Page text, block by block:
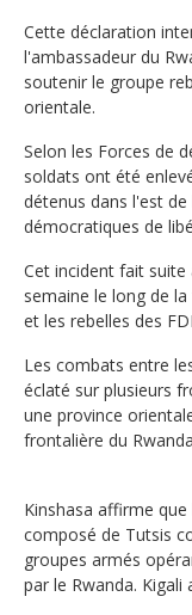
Cette déclaration
l'ambassadeur du
soutenir le groupe
orientale.
Selon les Forces de
soldats ont été
détenus dans l'est de
démocratiques de
Cet incident fait
semaine le long de
et les rebelles des
Les combats entre
éclaté sur plusieurs
une province
frontalière du
Kinshasa affirme
composé de Tutsis
groupes armés
par le Rwanda.